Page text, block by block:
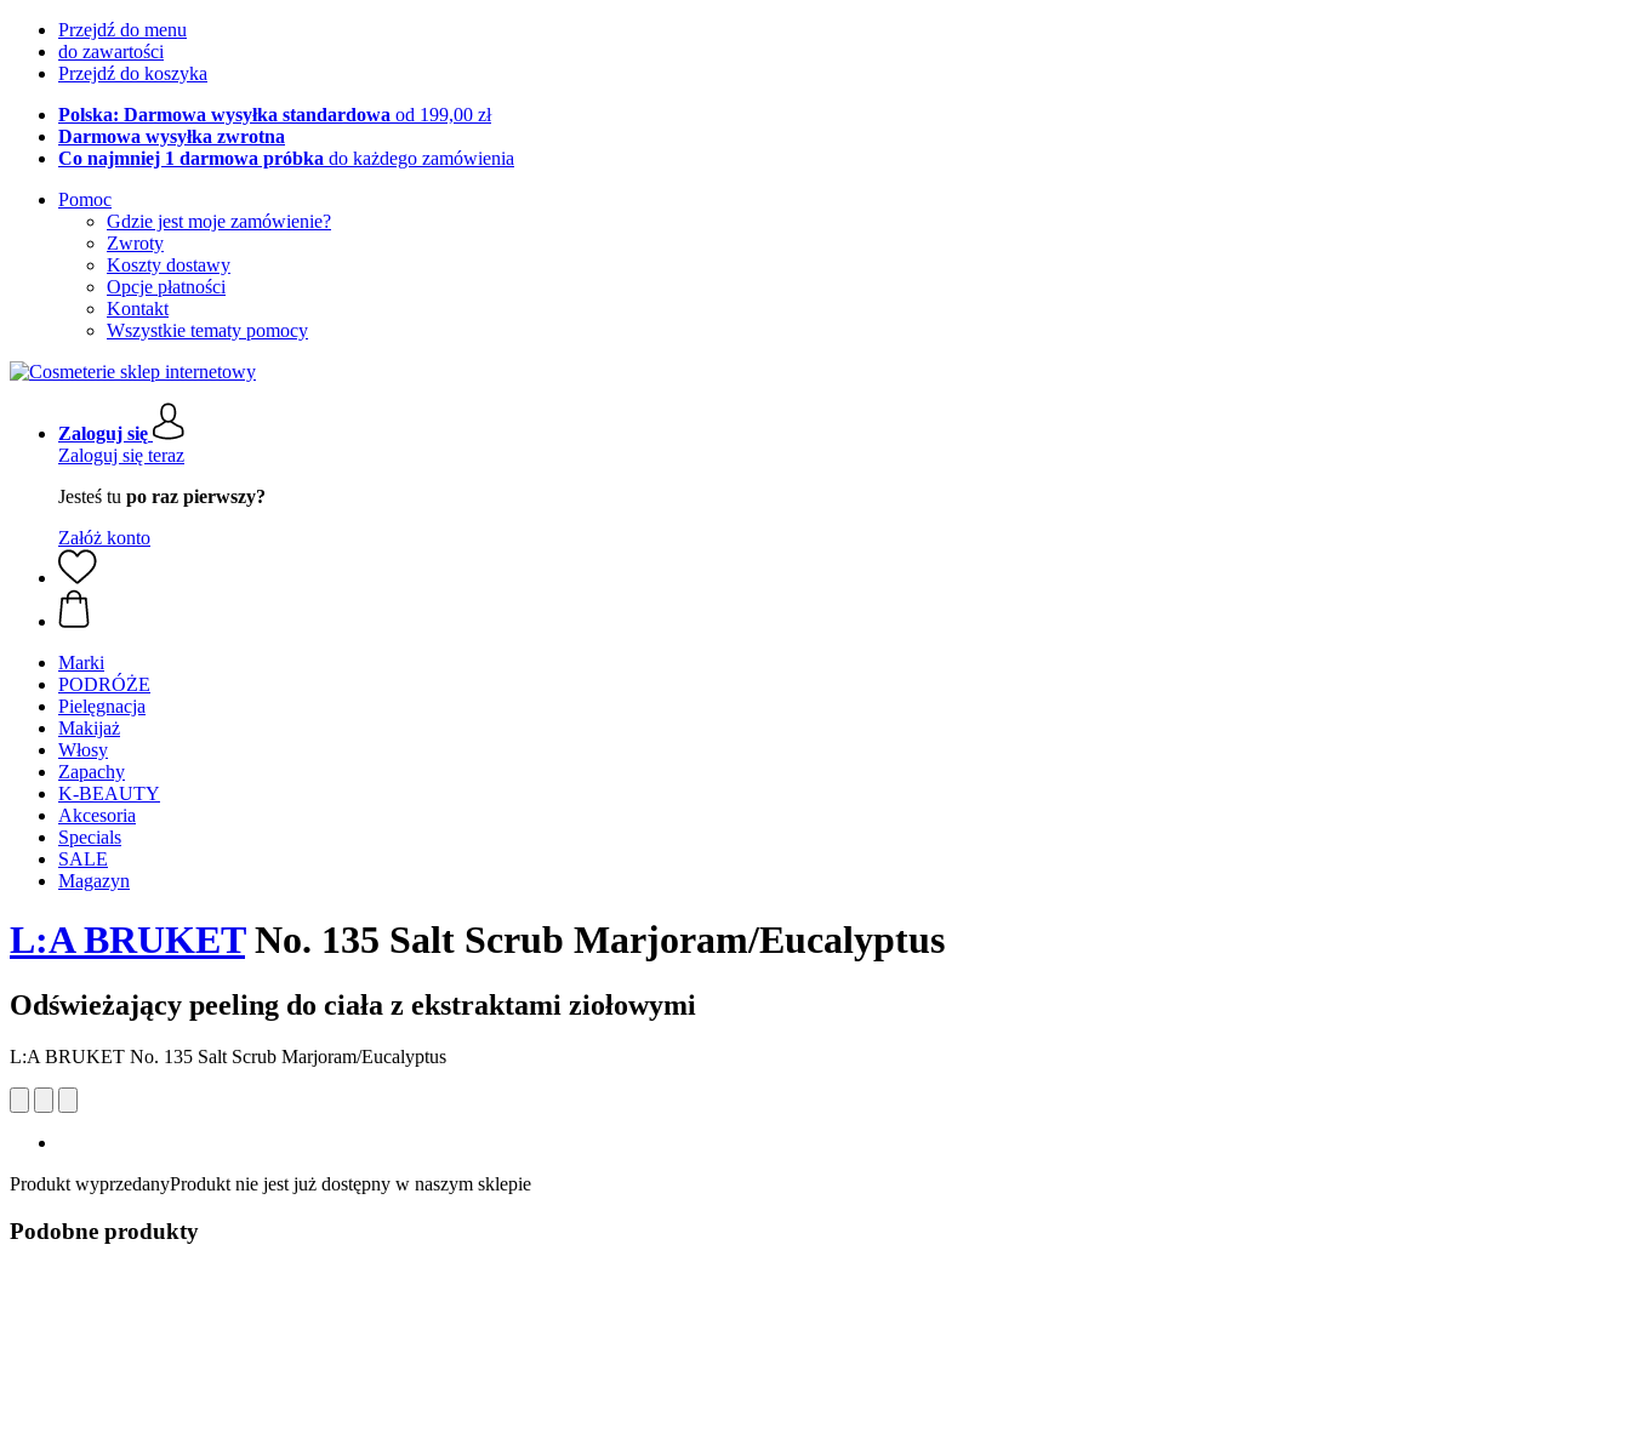
Przejdź do menu
do zawartości
Przejdź do koszyka
Polska: Darmowa wysyłka standardowa od 199,00 zł
Darmowa wysyłka zwrotna
Co najmniej 1 darmowa próbka do każdego zamówienia
Pomoc
Gdzie jest moje zamówienie?
Zwroty
Koszty dostawy
Opcje płatności
Kontakt
Wszystkie tematy pomocy
Zaloguj się
Zaloguj się teraz
Jesteś tu po raz pierwszy?
Załóż konto
Marki
PODRÓŻE
Pielęgnacja
Makijaż
Włosy
Zapachy
K-BEAUTY
Akcesoria
Specials
SALE
Magazyn
L:A BRUKETNo. 135 Salt Scrub Marjoram/Eucalyptus
Odświeżający peeling do ciała z ekstraktami ziołowymi
L:A BRUKET No. 135 Salt Scrub Marjoram/Eucalyptus
Produkt wyprzedanyProdukt nie jest już dostępny w naszym sklepie
Podobne produkty